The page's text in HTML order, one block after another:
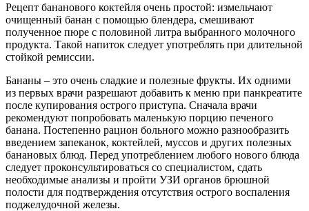
Рецепт бананового коктейля очень простой: измельчают
очищенный банан с помощью блендера, смешивают
полученное пюре с половиной литра выбранного молочного
продукта. Такой напиток следует употреблять при длительной
стойкой ремиссии.
Бананы – это очень сладкие и полезные фрукты. Их одними
из первых врачи разрешают добавить к меню при панкреатите
после купирования острого приступа. Сначала врачи
рекомендуют попробовать маленькую порцию печеного
банана. Постепенно рацион больного можно разнообразить
введением запеканок, коктейлей, муссов и других полезных
банановых блюд. Перед употреблением любого нового блюда
следует проконсультироваться со специалистом, сдать
необходимые анализы и пройти УЗИ органов брюшной
полости для подтверждения отсутствия острого воспаления
поджелудочной железы.